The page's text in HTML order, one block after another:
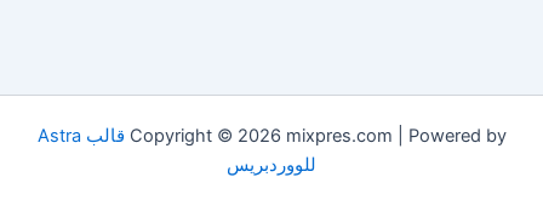
Copyright © 2026 mixpres.com | Powered by
قالب Astra
للووردبريس